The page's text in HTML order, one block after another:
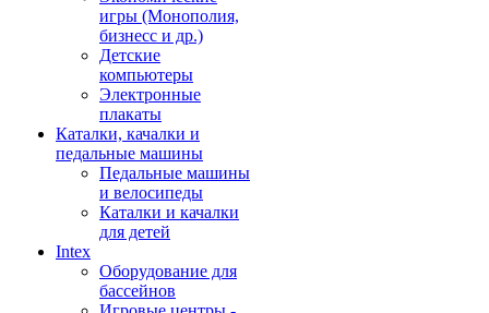
игры (Монополия,
бизнесс и др.)
Детские
компьютеры
Электронные
плакаты
Каталки, качалки и
педальные машины
Педальные машины
и велосипеды
Каталки и качалки
для детей
Intex
Оборудование для
бассейнов